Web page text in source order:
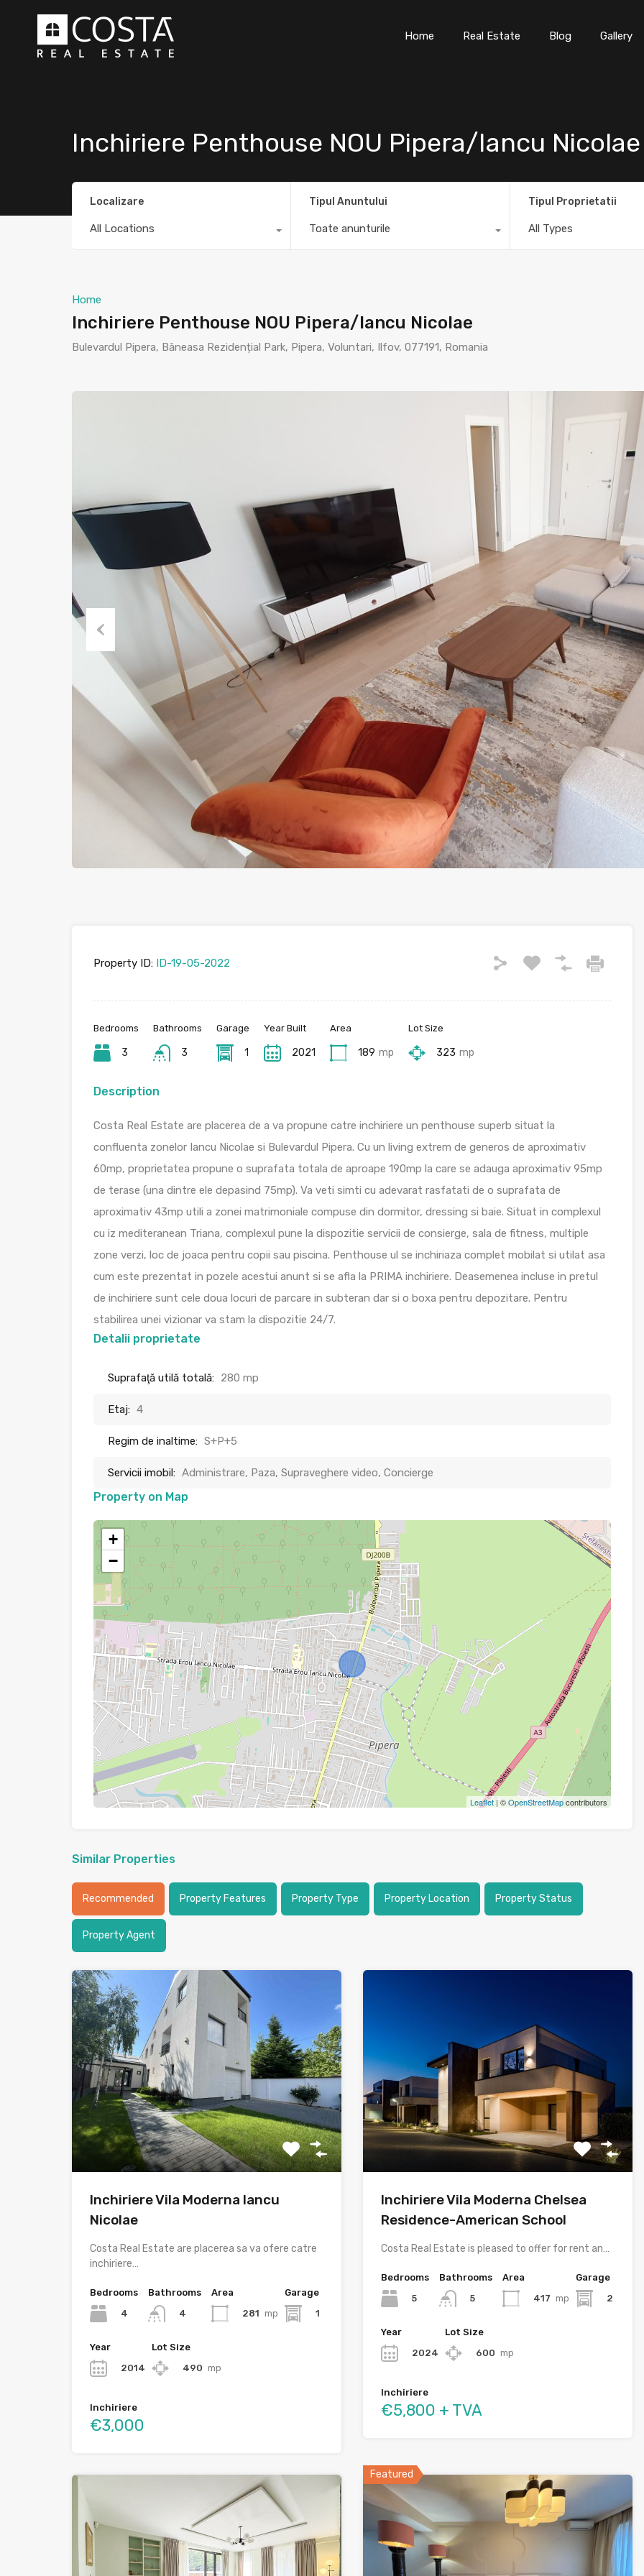
Home Real Estate Blog Gallery
Inchiriere Penthouse NOU Pipera/Iancu Nicolae
Localizare
All Locations
Tipul Anuntului
Toate anunturile
Tipul Proprietatii
All Types
Home
Inchiriere Penthouse NOU Pipera/Iancu Nicolae
Bulevardul Pipera, Băneasa Rezidențial Park, Pipera, Voluntari, Ilfov, 077191, Romania
Previous
Property ID: ID-19-05-2022
Bedrooms
3
Bathrooms
3
Garage
1
Year Built
2021
Area
189 mp
Lot Size
323 mp
Description
Costa Real Estate are placerea de a va propune catre inchiriere un penthouse superb situat la
confluenta zonelor Iancu Nicolae si Bulevardul Pipera. Cu un living extrem de generos de aproximativ
60mp, proprietatea propune o suprafata totala de aproape 190mp la care se adauga aproximativ 95mp
de terase (una dintre ele depasind 75mp). Va veti simti cu adevarat rasfatati de o suprafata de
aproximativ 43mp utili a zonei matrimoniale compuse din dormitor, dressing si baie. Situat in complexul
cu iz mediteranean Triana, complexul pune la dispozitie servicii de consierge, sala de fitness, multiple
zone verzi, loc de joaca pentru copii sau piscina. Penthouse ul se inchiriaza complet mobilat si utilat asa
cum este prezentat in pozele acestui anunt si se afla la PRIMA inchiriere. Deasemenea incluse in pretul
de inchiriere sunt cele doua locuri de parcare in subteran dar si o boxa pentru depozitare. Pentru
stabilirea unei vizionar va stam la dispozitie 24/7.
Detalii proprietate
Suprafaţă utilă totală: 280 mp
Etaj: 4
Regim de inaltime: S+P+5
Servicii imobil: Administrare, Paza, Supraveghere video, Concierge
Property on Map
+
−
Leaflet| ©OpenStreetMapcontributors
Similar Properties
Recommended Property Features Property Type Property Location Property Status
Property Agent
Inchiriere Vila Moderna Iancu
Nicolae
Costa Real Estate are placerea sa va ofere catre
inchiriere…
Bedrooms
4
Bathrooms
4
Area
281 mp
Garage
1
Year
2014
Lot Size
490 mp
Inchiriere
€3,000
Inchiriere Vila Moderna Chelsea
Residence-American School
Costa Real Estate is pleased to offer for rent an…
Bedrooms
5
Bathrooms
5
Area
417 mp
Garage
2
Year
2024
Lot Size
600 mp
Inchiriere
€5,800 + TVA
Featured